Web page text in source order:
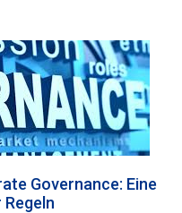
Governance: Eine